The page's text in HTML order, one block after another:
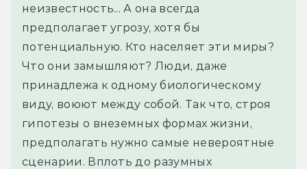
неизвестность... А она всегда
предполагает угрозу, хотя бы
потенциальную. Кто населяет эти миры?
Что они замышляют? Люди, даже
принадлежа к одному биологическому
виду, воюют между собой. Так что, строя
гипотезы о внеземных формах жизни,
предполагать нужно самые невероятные
сценарии. Вплоть до разумных